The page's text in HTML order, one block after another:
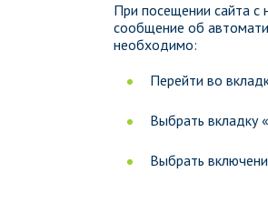
При посещении сайта с
сообщение об
необходимо:
Перейти во
Выбрать вкладку
Выбрать